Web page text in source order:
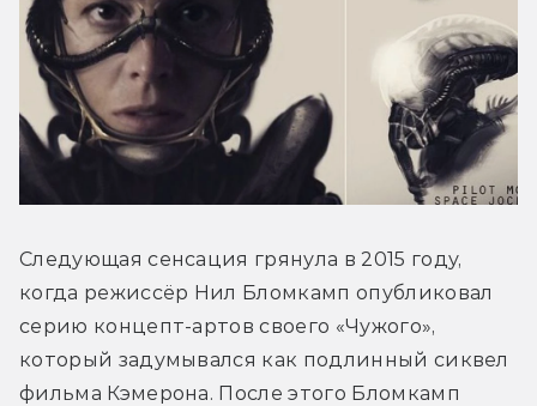
Следующая сенсация грянула в 2015 году,
когда режиссёр Нил Бломкамп опубликовал
серию концепт-артов своего «Чужого»,
который задумывался как подлинный сиквел
фильма Кэмерона. После этого Бломкамп